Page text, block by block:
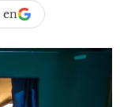
en